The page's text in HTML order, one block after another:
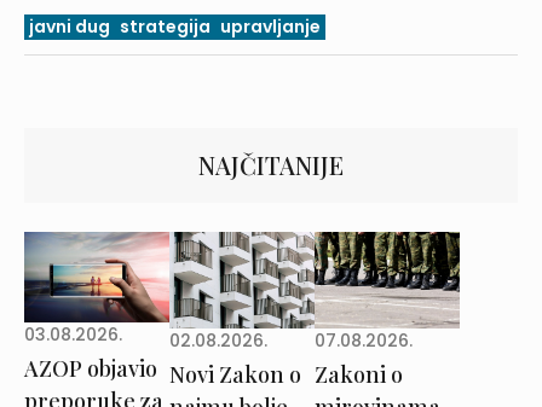
javni dug strategija upravljanje
NAJČITANIJE
03.08.2026.
AZOP objavio
preporuke za
02.08.2026.
Novi Zakon o
07.08.2026.
Zakoni o